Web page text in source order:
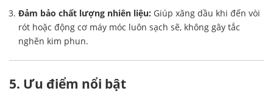
Đảm bảo chất lượng nhiên liệu: Giúp xăng dầu khi đến vòi
rót hoặc động cơ máy móc luôn sạch sẽ, không gây tắc
nghẽn kim phun.
5. Ưu điểm nổi bật